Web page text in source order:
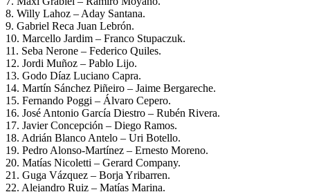
8. Willy Lahoz – Aday Santana.
9. Gabriel Reca Juan Lebrón.
10. Marcello Jardim – Franco Stupaczuk.
11. Seba Nerone – Federico Quiles.
12. Jordi Muñoz – Pablo Lijo.
13. Godo Díaz Luciano Capra.
14. Martín Sánchez Piñeiro – Jaime Bergareche.
15. Fernando Poggi – Álvaro Cepero.
16. José Antonio García Diestro – Rubén Rivera.
17. Javier Concepción – Diego Ramos.
18. Adrián Blanco Antelo – Uri Botello.
19. Pedro Alonso-Martínez – Ernesto Moreno.
20. Matías Nicoletti – Gerard Company.
21. Guga Vázquez – Borja Yribarren.
22. Alejandro Ruiz – Matías Marina.